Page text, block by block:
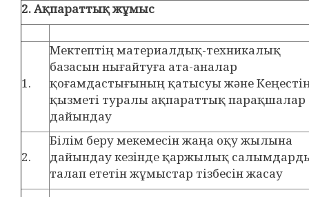
2.​Ақпараттық жұмыс
1.​
Мектептің материалдық-техникалық
базасын нығайтуға ата-аналар
қоғамдастығының қатысуы және
қызметі туралы ақпараттық парақшалар
дайындау
2.​
Білім беру мекемесін жаңа оқу жылына
дайындау кезінде қаржылық
талап ететін жұмыстар тізбесін жасау